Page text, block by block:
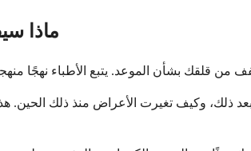
ماذا
وكيف تغيرت الأعراض منذ ذلك الحين. هذه